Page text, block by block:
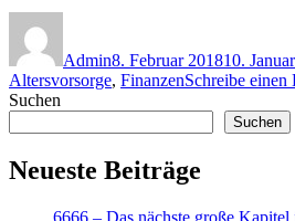
Admin8. Februar 201810.
Altersvorsorge, FinanzenSchreibe einen
Suchen
Suchen
Neueste Beiträge
6666 – Das nächste große